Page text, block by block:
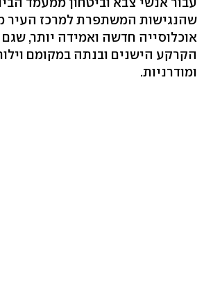
שהנגישות המשתפרת למרכז העיר
אוכלוסייה חדשה ואמידה יותר,
הקרקע הישנים ובנתה במקומם
ומודרניות.